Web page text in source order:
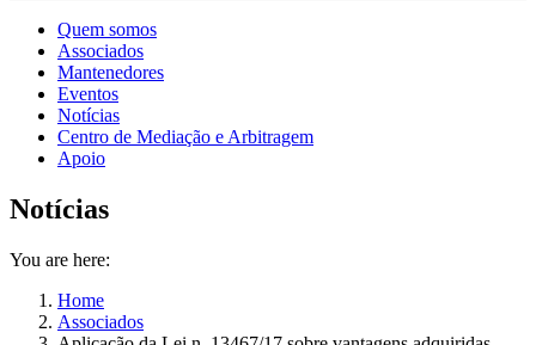
Quem somos
Associados
Mantenedores
Eventos
Notícias
Centro de Mediação e Arbitragem
Apoio
Notícias
You are here:
Home
Associados